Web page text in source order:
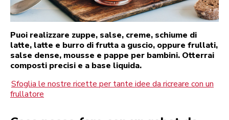
Puoi realizzare zuppe, salse, creme, schiume di
latte, latte e burro di frutta a guscio, oppure frullati,
salse dense, mousse e pappe per bambini. Otterrai
composti precisi e a base liquida.
Sfoglia le nostre ricette per tante idee da ricreare con un
frullatore